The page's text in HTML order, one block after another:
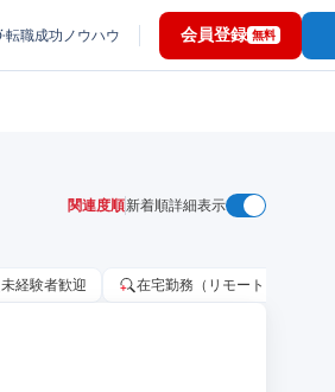
転職成功ノウハウ 会員登録 無料
関連度順新着順詳細表示
未経験者歓迎 在宅勤務（リモートワーク）OK